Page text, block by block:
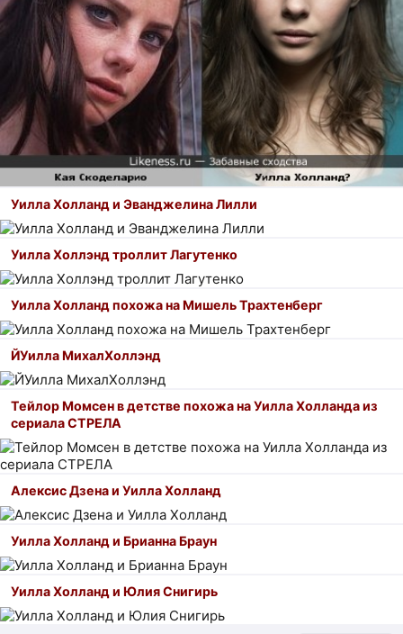
Уилла Холланд и Эванджелина Лилли
Уилла Холлэнд троллит Лагутенко
Уилла Холланд похожа на Мишель Трахтенберг
ЙУилла МихалХоллэнд
Тейлор Момсен в детстве похожа на Уилла Холланда из
сериала СТРЕЛА
Алексис Дзена и Уилла Холланд
Уилла Холланд и Брианна Браун
Уилла Холланд и Юлия Снигирь